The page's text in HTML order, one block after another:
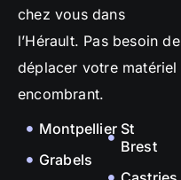
chez vous dans
l’Hérault. Pas besoin de
déplacer votre matériel
encombrant.
Montpellier
Grabels
St
Brest